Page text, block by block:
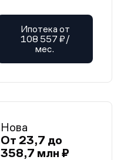
Ипотека от
108 557 ₽/
мес.
Нова
От 23,7 до
358,7 млн ₽